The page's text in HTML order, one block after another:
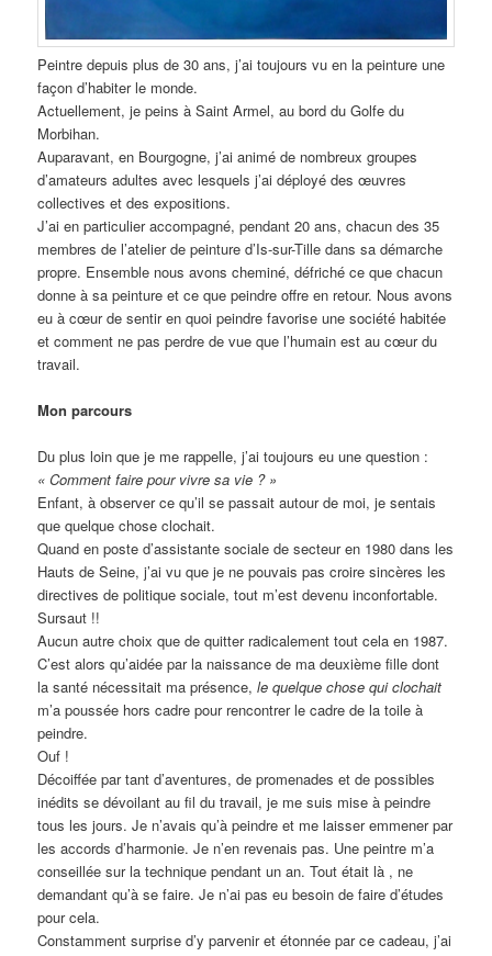
Peintre depuis plus de 30 ans, j’ai toujours vu en la peinture une
façon d’habiter le monde.
Actuellement, je peins à Saint Armel, au bord du Golfe du
Morbihan.
Auparavant, en Bourgogne, j’ai animé de nombreux groupes
d’amateurs adultes avec lesquels j’ai déployé des œuvres
collectives et des expositions.
J’ai en particulier accompagné, pendant 20 ans, chacun des 35
membres de l’atelier de peinture d’Is-sur-Tille dans sa démarche
propre. Ensemble nous avons cheminé, défriché ce que chacun
donne à sa peinture et ce que peindre offre en retour. Nous avons
eu à cœur de sentir en quoi peindre favorise une société habitée
et comment ne pas perdre de vue que l’humain est au cœur du
travail.
Mon parcours
Du plus loin que je me rappelle, j’ai toujours eu une question :
« Comment faire pour vivre sa vie ? »
Enfant, à observer ce qu’il se passait autour de moi, je sentais
que quelque chose clochait.
Quand en poste d’assistante sociale de secteur en 1980 dans les
Hauts de Seine, j’ai vu que je ne pouvais pas croire sincères les
directives de politique sociale, tout m’est devenu inconfortable.
Sursaut !!
Aucun autre choix que de quitter radicalement tout cela en 1987.
C’est alors qu’aidée par la naissance de ma deuxième fille dont
la santé nécessitait ma présence,le quelque chose qui clochait
m’a poussée hors cadre pour rencontrer le cadre de la toile à
peindre.
Ouf !
Décoiffée par tant d’aventures, de promenades et de possibles
inédits se dévoilant au fil du travail, je me suis mise à peindre
tous les jours. Je n’avais qu’à peindre et me laisser emmener par
les accords d’harmonie. Je n’en revenais pas. Une peintre m’a
conseillée sur la technique pendant un an. Tout était là , ne
demandant qu’à se faire. Je n’ai pas eu besoin de faire d’études
pour cela.
Constamment surprise d’y parvenir et étonnée par ce cadeau, j’ai